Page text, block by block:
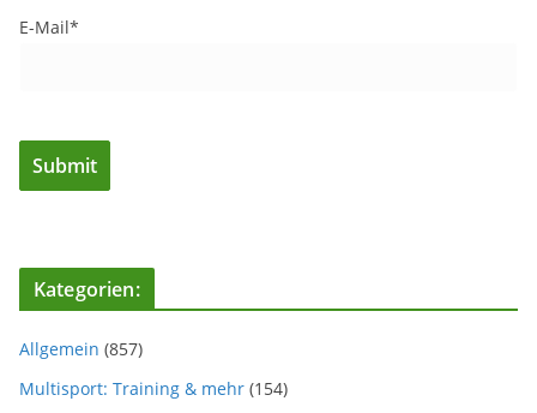
E-Mail*
Kategorien:
Allgemein (857)
Multisport: Training & mehr (154)